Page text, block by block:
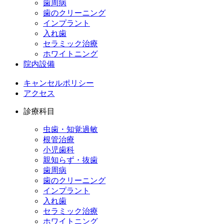
歯周病
歯のクリーニング
インプラント
入れ歯
セラミック治療
ホワイトニング
院内設備
キャンセルポリシー
アクセス
診療科目
虫歯・知覚過敏
根管治療
小児歯科
親知らず・抜歯
歯周病
歯のクリーニング
インプラント
入れ歯
セラミック治療
ホワイトニング